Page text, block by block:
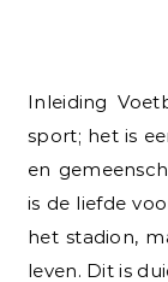
Inleiding Voetbal is al lang meer dan alleen een
sport; het is
en
is de liefde
het stadion,
leven. Dit is